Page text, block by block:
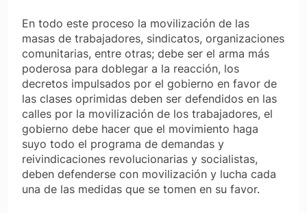
En todo este proceso la movilización de las
masas de trabajadores, sindicatos, organizaciones
comunitarias, entre otras; debe ser el arma más
poderosa para doblegar a la reacción, los
decretos impulsados por el gobierno en favor de
las clases oprimidas deben ser defendidos en las
calles por la movilización de los trabajadores, el
gobierno debe hacer que el movimiento haga
suyo todo el programa de demandas y
reivindicaciones revolucionarias y socialistas,
deben defenderse con movilización y lucha cada
una de las medidas que se tomen en su favor.